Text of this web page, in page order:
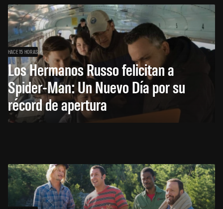
HACE 15 HORAS
Los Hermanos Russo felicitan a
Spider-Man: Un Nuevo Día por su
récord de apertura